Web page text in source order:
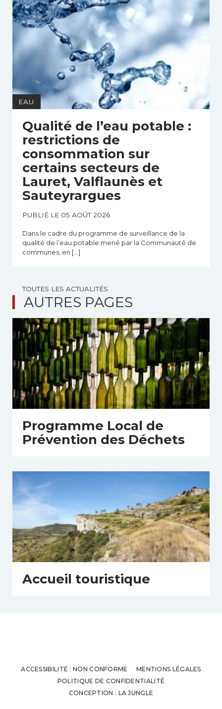
EAU
Qualité de l’eau potable :
restrictions de
consommation sur
certains secteurs de
Lauret, Valflaunès et
Sauteyrargues
PUBLIÉ LE 05 AOÛT 2026
Dans le cadre du programme de surveillance de la
qualité de l’eau potable mené par la Communauté de
communes, en […]
TOUTES LES ACTUALITÉS
AUTRES PAGES
Programme Local de
Prévention des Déchets
Accueil touristique
ACCESSIBILITÉ : NON CONFORME
MENTIONS LÉGALES
POLITIQUE DE CONFIDENTIALITÉ
CONCEPTION : LA JUNGLE